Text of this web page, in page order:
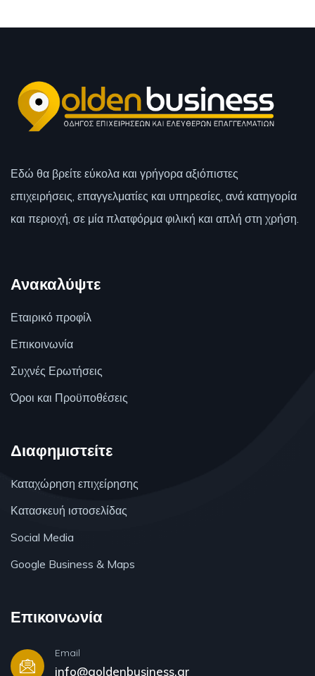
Εδώ θα βρείτε εύκολα και γρήγορα αξιόπιστες
επιχειρήσεις, επαγγελματίες και υπηρεσίες, ανά κατηγορία
και περιοχή, σε μία πλατφόρμα φιλική και απλή στη χρήση.
Ανακαλύψτε
Εταιρικό προφίλ
Επικοινωνία
Συχνές Ερωτήσεις
Όροι και Προϋποθέσεις
Διαφημιστείτε
Kαταχώρηση επιχείρησης
Κατασκευή ιστοσελίδας
Social Media
Google Business & Maps
Επικοινωνία
Email
info@goldenbusiness.gr